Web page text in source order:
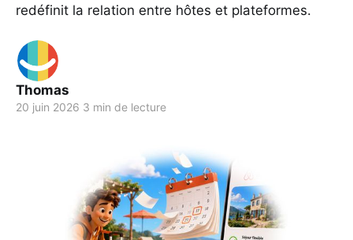
redéfinit la relation entre hôtes et plateformes.
Thomas
20 juin 2026 3 min de lecture